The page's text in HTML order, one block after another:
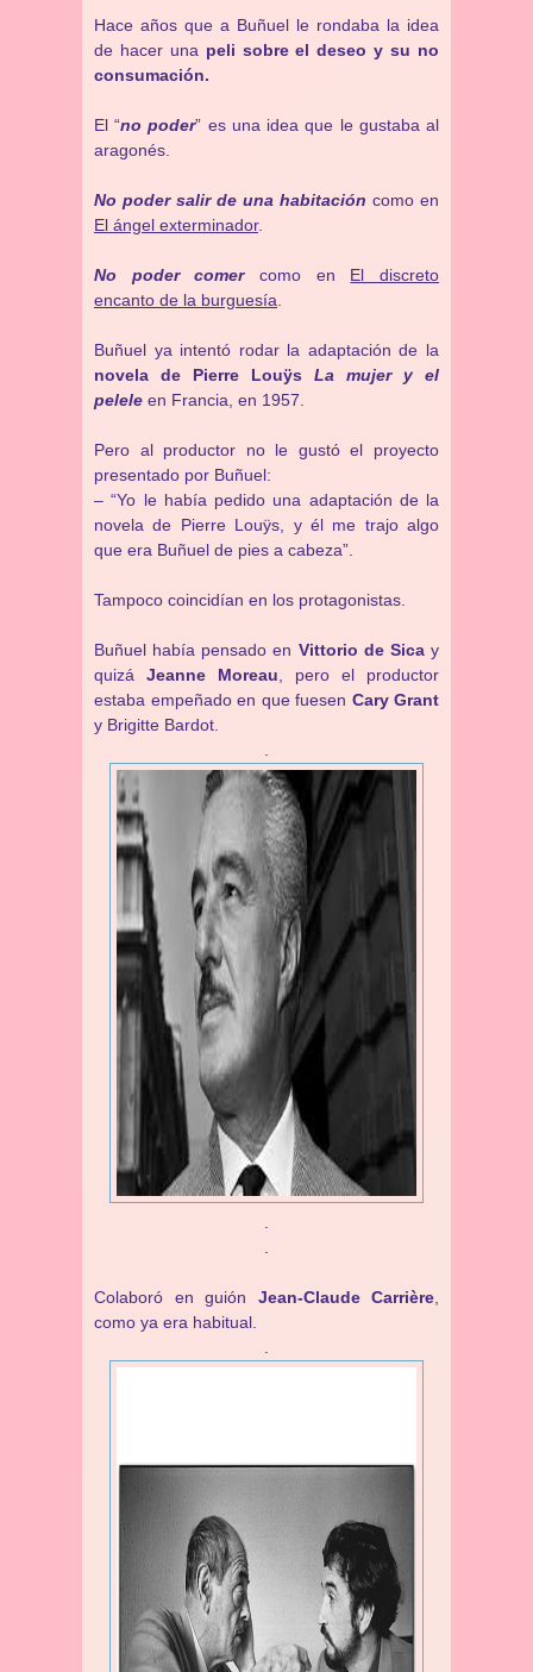
Hace años que a Buñuel le rondaba la idea
de hacer una peli sobre el deseo y su no
consumación.
El “no poder” es una idea que le gustaba al
aragonés.
No poder salir de una habitación como en
El ángel exterminador.
No poder comer como en El discreto
encanto de la burguesía
Buñuel ya intentó rodar la adaptación de la
novela de Pierre Louÿs La mujer y el
pelele en Francia, en 1957.
Pero al productor no le gustó el proyecto
presentado por Buñuel:
– “Yo le había pedido una adaptación de la
novela de Pierre Louÿs, y él me trajo algo
que era Buñuel de pies a cabeza”.
Tampoco coincidían en los protagonistas.
Buñuel había pensado en Vittorio de Sicay
quizá Jeanne Moreau , pero el productor
estaba empeñado en que fuesen Cary Grant
y Brigitte Bardot.
Colaboró en guión Jean-Claude Carrière
como ya era habitual.